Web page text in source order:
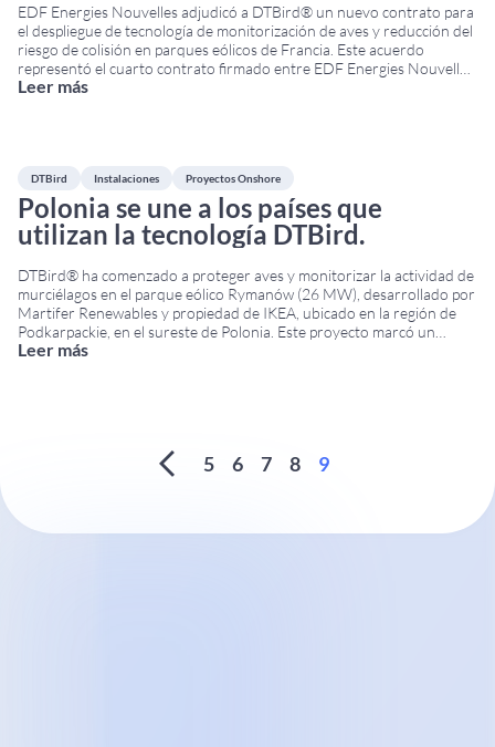
EDF Energies Nouvelles adjudicó a DTBird® un nuevo contrato para
el despliegue de tecnología de monitorización de aves y reducción del
riesgo de colisión en parques eólicos de Francia. Este acuerdo
representó el cuarto contrato firmado entre EDF Energies Nouvelles
y DTBird. Lo cual ha reforzado la confianza de una de las principales
Leer más
DTBird Instalaciones Proyectos Onshore
Polonia se une a los países que
utilizan la tecnología DTBird.
DTBird® ha comenzado a proteger aves y monitorizar la actividad de
murciélagos en el parque eólico Rymanów (26 MW), desarrollado por
Martifer Renewables y propiedad de IKEA, ubicado en la región de
Podkarpackie, en el sureste de Polonia. Este proyecto marcó un
importante hito en la expansión internacional de DTBird, ya que
Leer más
5 6 7 8 9